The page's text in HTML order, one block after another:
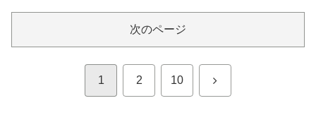
次のページ
1 2 10 次